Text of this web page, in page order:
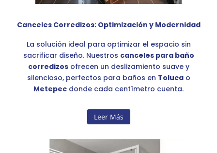
Canceles Corredizos: Optimización y Modernidad
La solución ideal para optimizar el espacio sin
sacrificar diseño. Nuestros canceles para baño
corredizosofrecen un deslizamiento suave y
silencioso, perfectos para baños en Tolucao
Metepec donde cada centímetro cuenta.
Leer Más